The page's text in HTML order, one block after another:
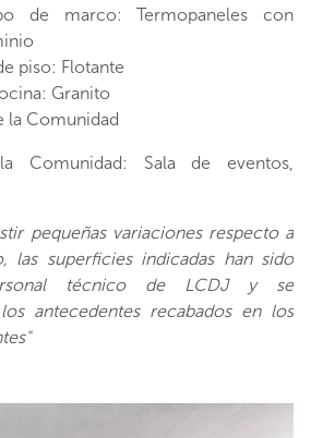
de marco: Termopaneles con
piso: Flotante
Granito
la Comunidad
Comunidad: Sala de eventos,
pequeñas variaciones respecto a
las superficies indicadas han sido
técnico de LCDJ y se
antecedentes recabados en los